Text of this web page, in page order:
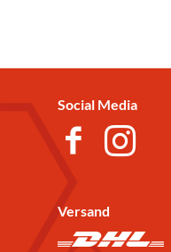
Social Media
Versand